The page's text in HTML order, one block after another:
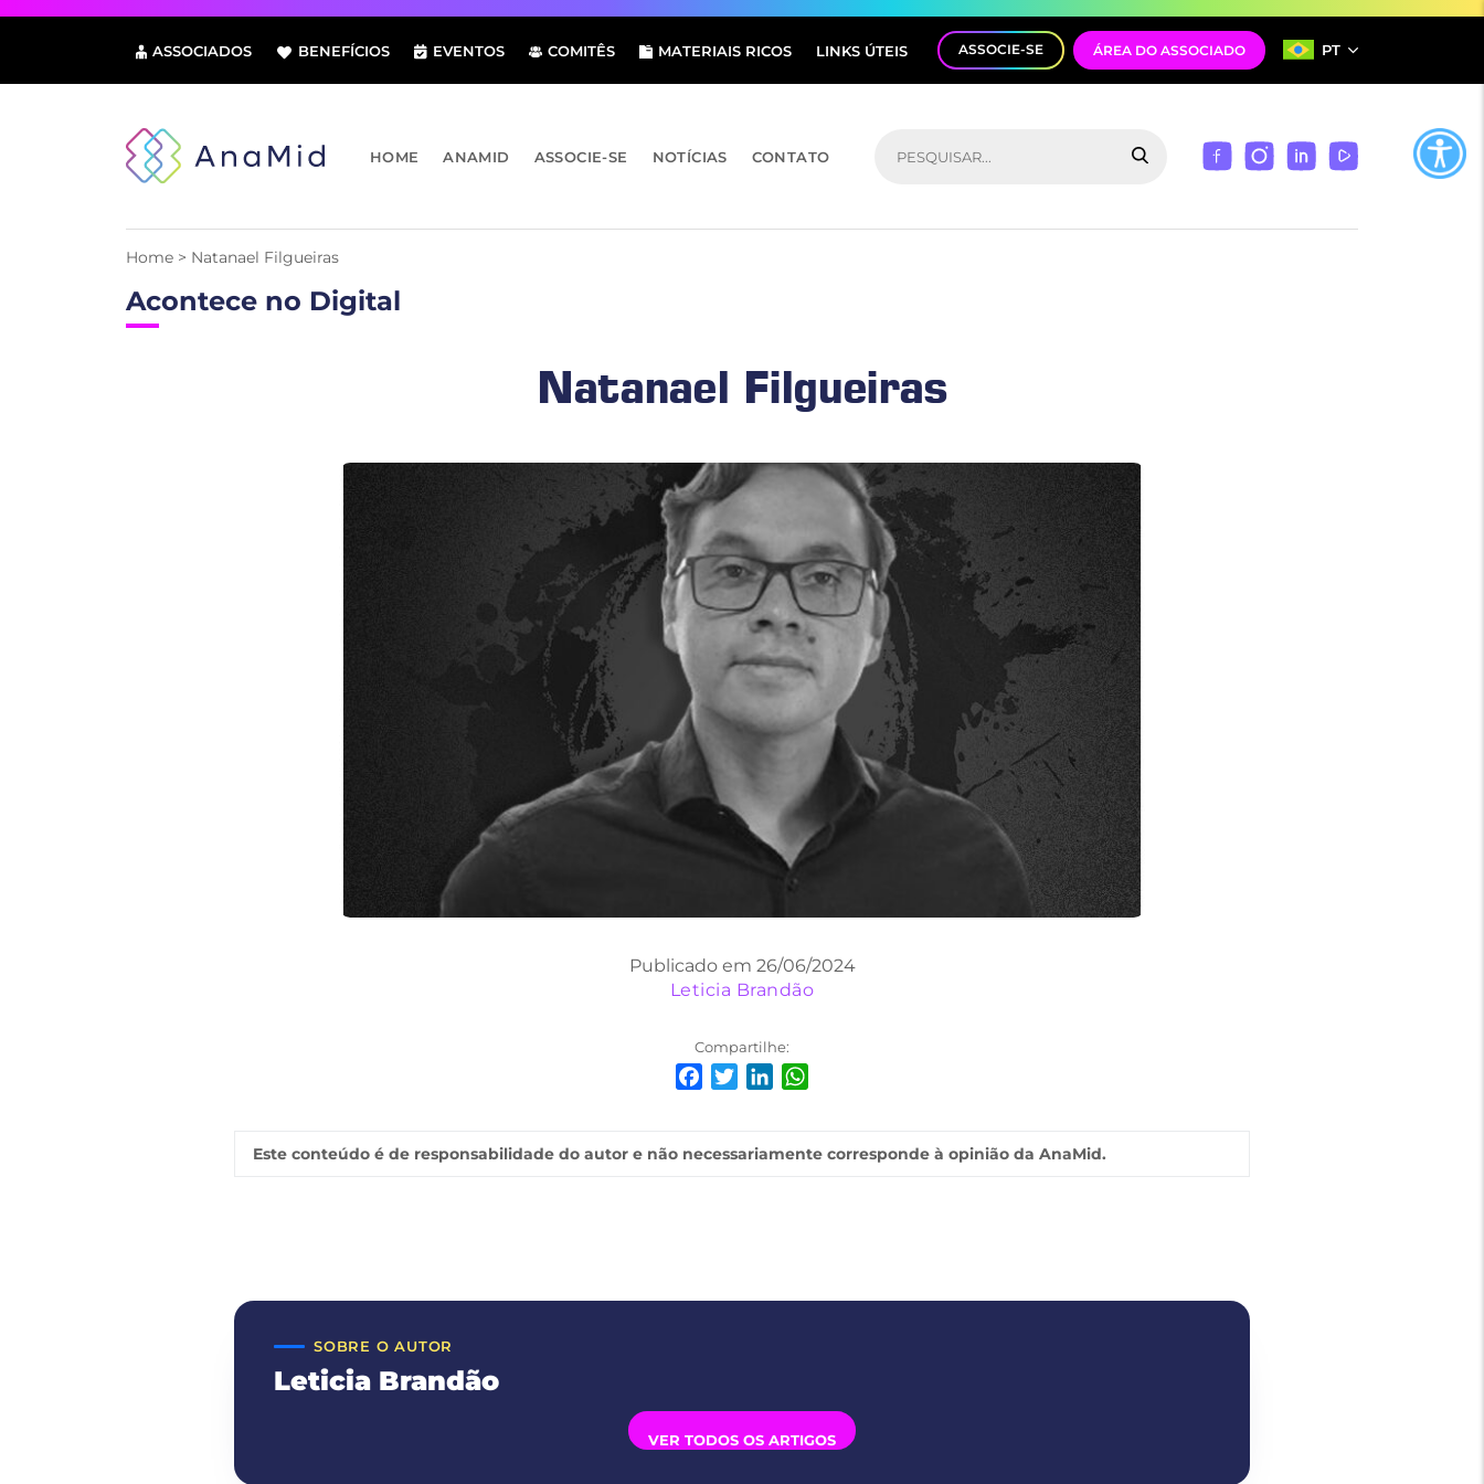
Pular
conteúdo
ASSOCIADOS BENEFÍCIOS EVENTOS COMITÊS MATERIAIS RICOS LINKS ÚTEIS ASSOCIE-SE ÁREA DO ASSOCIADO PT
HOME ANAMID ASSOCIE-SE NOTÍCIAS CONTATO
Home > Natanael Filgueiras
Acontece no Digital
Natanael Filgueiras
Publicado em 26/06/2024
Leticia Brandão
Compartilhe:
Este conteúdo é de responsabilidade do autor e não necessariamente corresponde à opinião da AnaMid.
SOBRE O AUTOR
Leticia Brandão
VER TODOS OS ARTIGOS